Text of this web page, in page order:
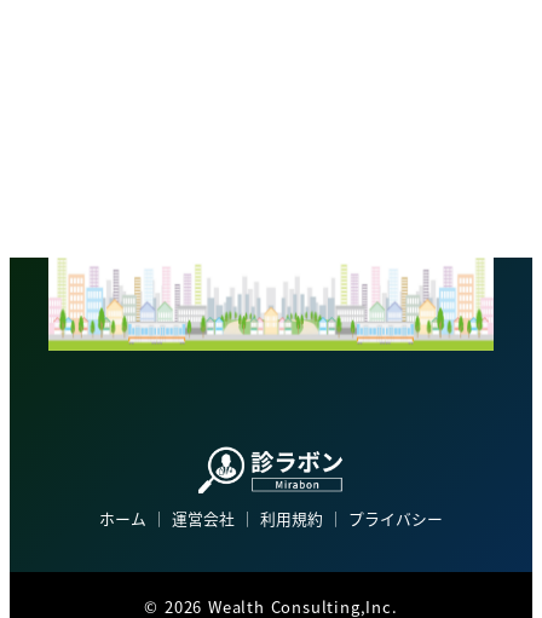
ホーム │ 運営会社 │ 利用規約 │ プライバシー
© 2026 Wealth Consulting,Inc.